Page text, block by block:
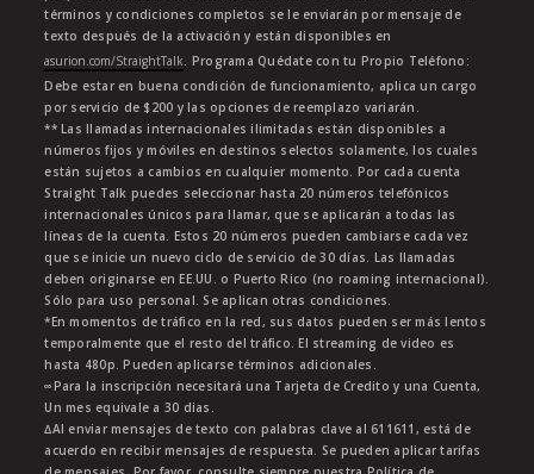
términos y condiciones completos se le enviarán por mensaje de
texto después de la activación y están disponibles en
asurion.com/StraightTalk. Programa Quédate con tu Propio Teléfono:
Debe estar en buena condición de funcionamiento, aplica un cargo
por servicio de $200 y las opciones de reemplazo variarán.
** Las llamadas internacionales ilimitadas están disponibles a
números fijos y móviles en destinos selectos solamente, los cuales
están sujetos a cambios en cualquier momento. Por cada cuenta
Straight Talk puedes seleccionar hasta 20 números telefónicos
internacionales únicos para llamar, que se aplicarán a todas las
líneas de la cuenta. Estos 20 números pueden cambiarse cada vez
que se inicie un nuevo ciclo de servicio de 30 días. Las llamadas
deben originarse en EE.UU. o Puerto Rico (no roaming internacional).
Sólo para uso personal. Se aplican otras condiciones.
*En momentos de tráfico en la red, sus datos pueden ser más lentos
temporalmente que el resto del tráfico. El streaming de video es
hasta 480p. Pueden aplicarse términos adicionales.
∞Para la inscripción necesitará una Tarjeta de Credito y una Cuenta,
Un mes equivale a 30 dias.
∆Al enviar mensajes de texto con palabras clave al 611611, está de
acuerdo en recibir mensajes de respuesta. Se pueden aplicar tarifas